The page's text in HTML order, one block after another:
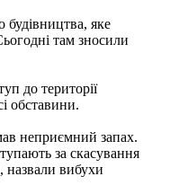
будівництва, яке
там зносили
до території
обставини.
неприємний запах.
за скасування
назвали вибухи